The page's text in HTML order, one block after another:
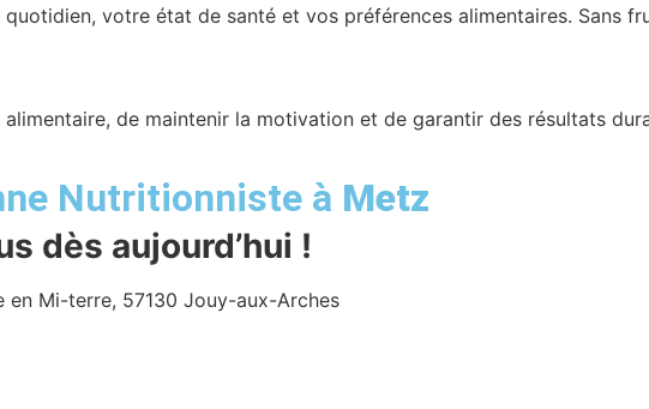
votre état de santé et vos préférences alimentaires. Sans
alimentaire, de maintenir la motivation et de garantir des résultats
Nutritionniste à Metz
dès aujourd’hui !
en Mi-terre, 57130 Jouy-aux-Arches